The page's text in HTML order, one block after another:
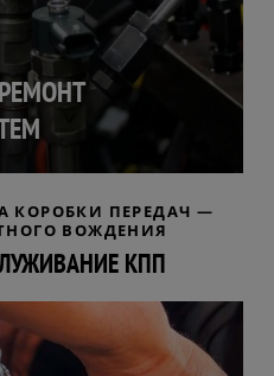
КОРОБКИ ПЕРЕДАЧ —
ВОЖДЕНИЯ
КПП